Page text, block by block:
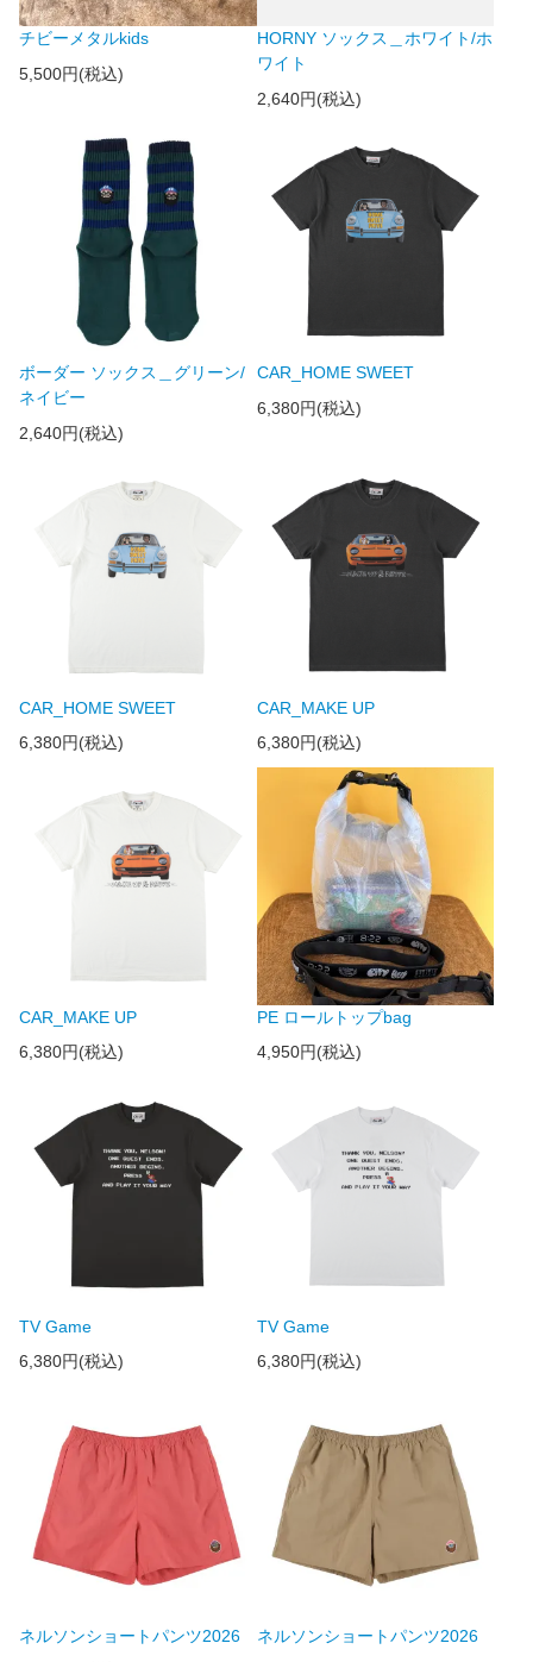
チビーメタルkids
5,500円(税込)
HORNY ソックス＿ホワイト/ホ
ワイト
2,640円(税込)
ボーダー ソックス＿グリーン/
ネイビー
2,640円(税込)
CAR_HOME SWEET
6,380円(税込)
CAR_HOME SWEET
6,380円(税込)
CAR_MAKE UP
6,380円(税込)
CAR_MAKE UP
6,380円(税込)
PE ロールトップbag
4,950円(税込)
TV Game
6,380円(税込)
TV Game
6,380円(税込)
ネルソンショートパンツ2026
ネルソンショートパンツ2026